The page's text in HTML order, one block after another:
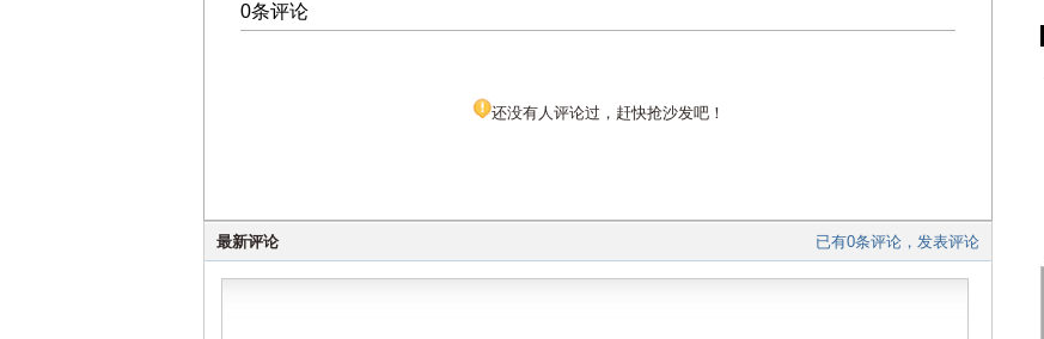
0条评论
还没有人评论过，赶快抢沙发吧！
已有0条评论，发表评论
最新评论